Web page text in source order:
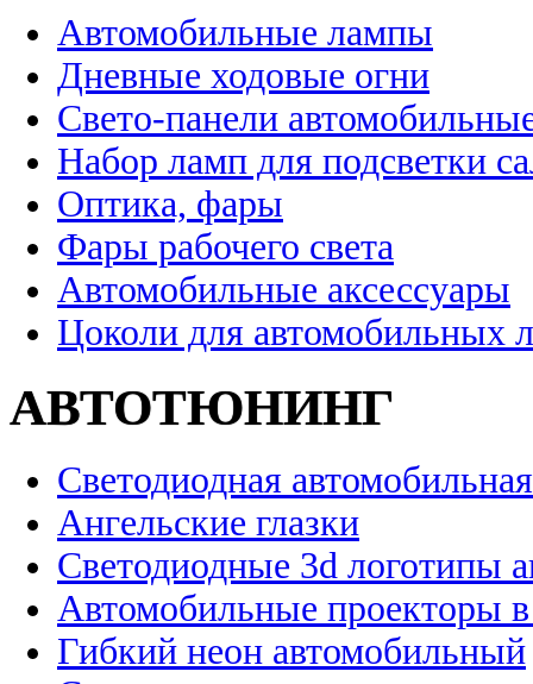
Автомобильные лампы
Дневные ходовые огни
Свето-панели
Набор ламп для подсветки
Оптика, фары
Фары рабочего света
Автомобильные аксессуары
Цоколи для автомобильных
АВТОТЮНИНГ
Светодиодная
Ангельские глазки
Светодиодные 3d логотипы
Автомобильные проекторы
Гибкий неон автомобильный